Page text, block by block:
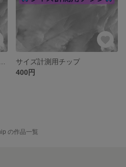
サイズ計測用チップ
400円
の作品一覧